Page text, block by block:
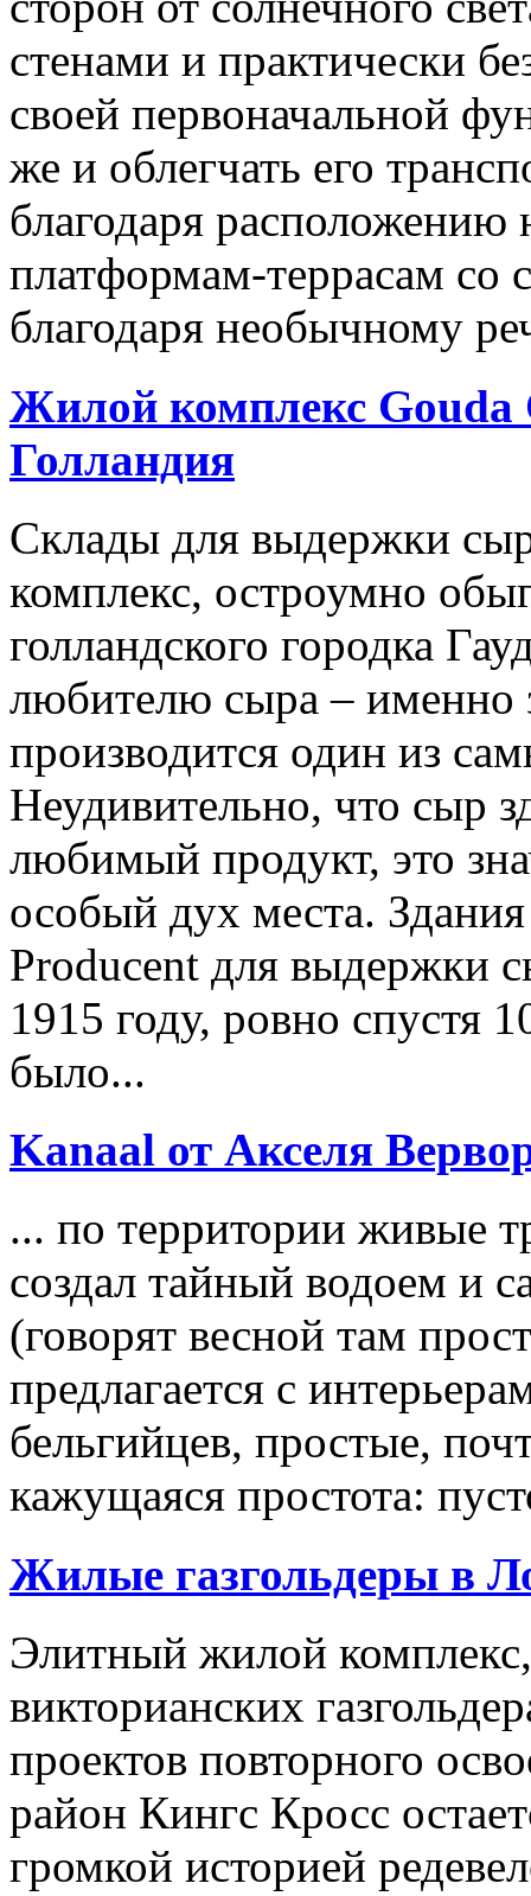
стенами и практически
своей первоначальной
же и облегчать его
благодаря
платформам-террасам со
благодаря необычному
Жилой комплекс Gouda
Голландия
Склады для выдержки
комплекс, остроумно
голландского городка
любителю сыра – именно
производится один из
Неудивительно, что сыр
любимый продукт, это
особый дух места.
Producent для выдержки
1915 году, ровно спустя
было...
Kanaal от Акселя
... по территории живые
создал тайный водоем и
(говорят весной там
предлагается с
бельгийцев, простые,
кажущаяся простота:
Жилые газгольдеры в
Элитный жилой
викторианских
проектов повторного
район Кингс Кросс
громкой историей